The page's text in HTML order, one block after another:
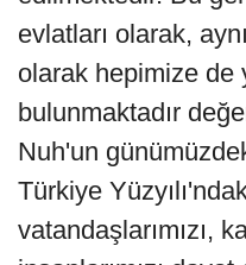
evlatları olarak,
olarak hepimize de
bulunmaktadır
Nuh'un
Türkiye
vatandaşlarımızı,